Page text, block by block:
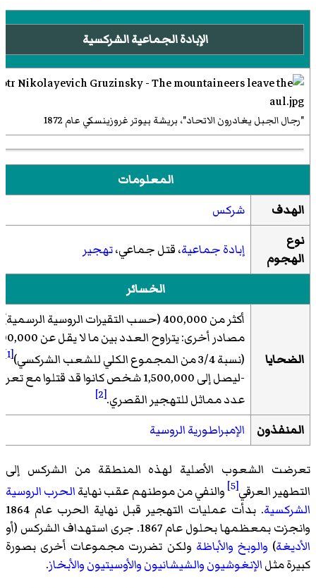
الإبادة الجماعية الشركسية
"رجال الجبل يغادرون الاتحاد"، بريشة بيوتر غروزينسكي عام 1872
المعلومات
الهدف
شركس
نوع
الهجوم
إبادة جماعية، قتل جماعي،تهجير
الخسائر
الضحايا
أكثر من 400,000 (حسب التقيرات الروسية الرسمية)
مصادر أخرى: يتراوح العدد بين ما لا يقل
(نسبة 3/4 من المجموع الكلي للشعب الشركسي)
[1]
-ليصل إلى 1,500,000 شخص كانوا قد قتلوا مع
عدد مماثل للتهجير القصري.[2]
المنفذون الإمبراطورية الروسية
تعرضت الشعوب الأصلية لهذه المنطقة من الشركس إلى
التطهير العرقي[5] والنفي من موطنهم عقب نهايةالحرب الروسية
الشركسية
. بدأت عمليات التهجير قبل نهاية الحرب عام 1864
وانجزت بمعظمها بحلول عام 1867. جرى استهداف الشركس (أو
الأديغة) والوبخ والأباظة ولكن تضررت مجموعات أخرى بصورة
كبيرة مثلالإنغوشيونوالشيشانيونوالأوسيتيونوالأبخاز.